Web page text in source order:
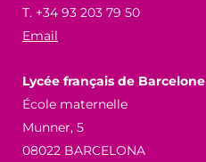
T. +34 93 203 79 50
Email
Lycée français de Barcelone
École maternelle
Munner, 5
08022 BARCELONA